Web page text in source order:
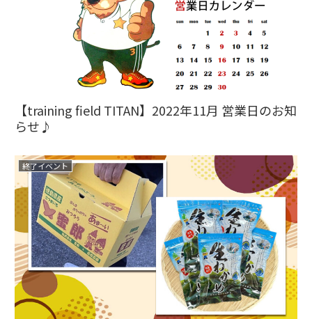
【training field TITAN】2022年11月 営業日のお知
らせ♪
終了イベント